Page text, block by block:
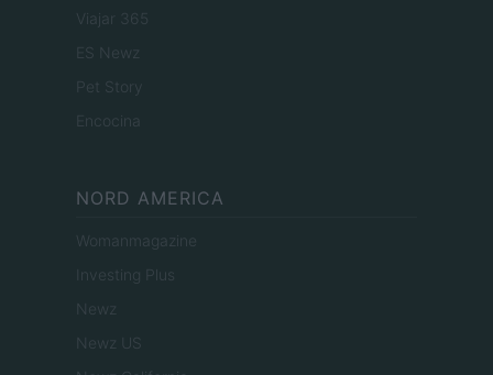
Viajar 365
ES Newz
Pet Story
Encocina
NORD AMERICA
Womanmagazine
Investing Plus
Newz
Newz US